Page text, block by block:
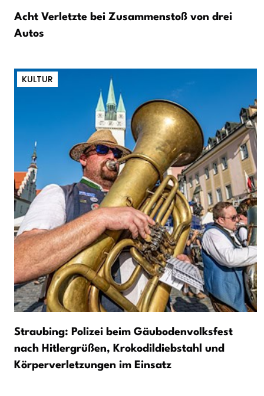
Acht Verletzte bei Zusammenstoß von drei
Autos
KULTUR
Straubing: Polizei beim Gäubodenvolksfest
nach Hitlergrüßen, Krokodildiebstahl und
Körperverletzungen im Einsatz